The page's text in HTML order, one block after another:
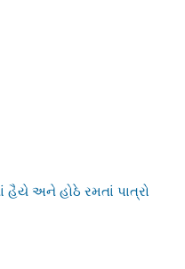
હૈયે અને હોઠે રમતાં પાત્રો